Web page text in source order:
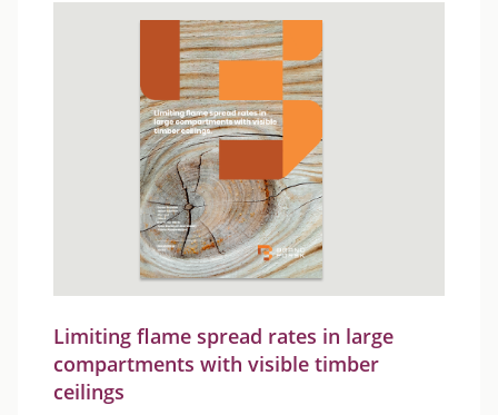
Limiting flame spread rates in large
compartments with visible timber
ceilings